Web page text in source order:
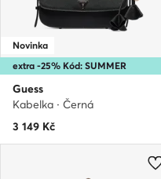
extra -25% Kód: SUMMER
Novinka
Guess
Kabelka · Černá
3 149 Kč